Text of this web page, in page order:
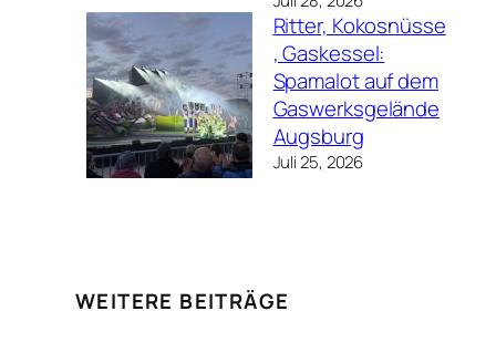
Ritter, Kokosnüsse
, Gaskessel:
Spamalot auf dem
Gaswerksgelände
Augsburg
Juli 25, 2026
WEITERE BEITRÄGE